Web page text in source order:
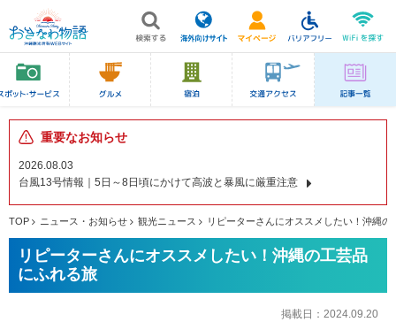
重要なお知らせ
2026.08.03
台風13号情報｜5日～8日頃にかけて高波と暴風に厳重注意
TOP ニュース・お知らせ 観光ニュース リピーターさんにオススメしたい！沖縄の
リピーターさんにオススメしたい！沖縄の工芸品
にふれる旅
掲載日： 2024.09.20